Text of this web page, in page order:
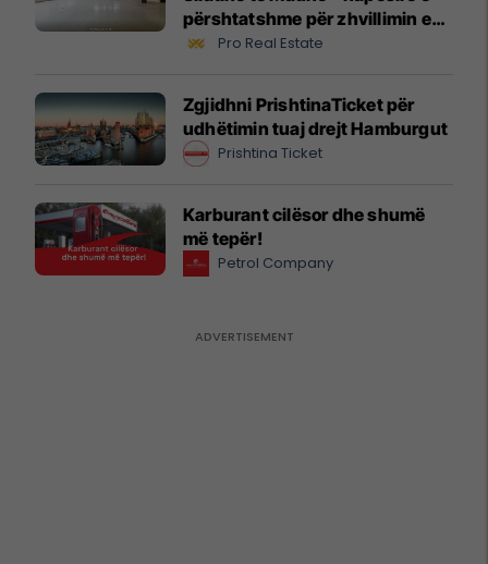
përshtatshme për zhvillimin e
biznesit #16068
Pro Real Estate
Zgjidhni PrishtinaTicket për
udhëtimin tuaj drejt Hamburgut
Prishtina Ticket
Karburant cilësor dhe shumë
më tepër!
Petrol Company